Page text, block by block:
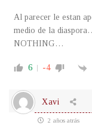
Al parecer le estan
medio de la
NOTHING…
6 -4
Xavi
2 años atrás